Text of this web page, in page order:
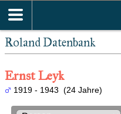
Roland Datenbank
Ernst Leyk
1919 - 1943 (24 Jahre)